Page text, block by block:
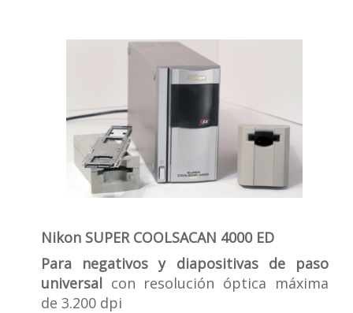
Nikon SUPER COOLSACAN 4000 ED
Para negativos y diapositivas de paso
universal con resolución óptica máxima
de 3.200 dpi